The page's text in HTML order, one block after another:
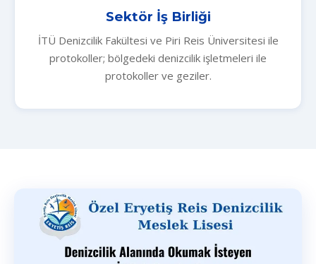
Sektör İş Birliği
İTÜ Denizcilik Fakültesi ve Piri Reis Üniversitesi ile
protokoller; bölgedeki denizcilik işletmeleri ile
protokoller ve geziler.